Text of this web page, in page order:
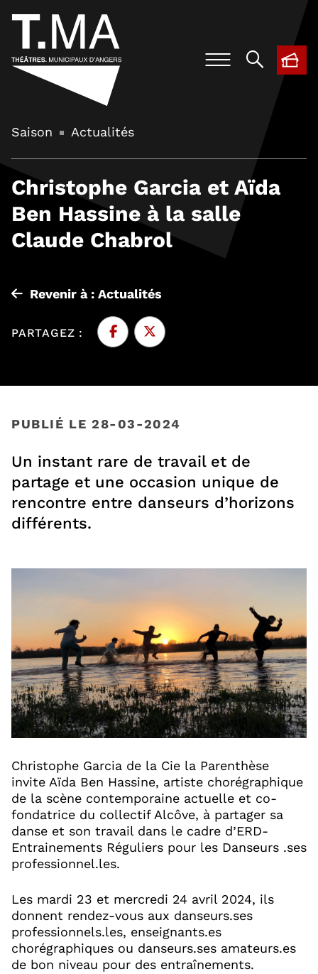
,
Saison Actualités
Christophe Garcia et Aïda
Ben Hassine à la salle
Claude Chabrol
Revenir à : Actualités
PARTAGEZ :
PUBLIÉ LE 28-03-2024
Un instant rare de travail et de
partage et une occasion unique de
rencontre entre danseurs d’horizons
différents.
Christophe Garcia de la Cie la Parenthèse
invite Aïda Ben Hassine, artiste chorégraphique
de la scène contemporaine actuelle et co-
fondatrice du collectif Alcôve, à partager sa
danse et son travail dans le cadre d’ERD-
Entrainements Réguliers pour les Danseurs .ses
professionnel.les.
Les mardi 23 et mercredi 24 avril 2024, ils
donnent rendez-vous aux danseurs.ses
professionnels.les, enseignants.es
chorégraphiques ou danseurs.ses amateurs.es
de bon niveau pour des entraînements.